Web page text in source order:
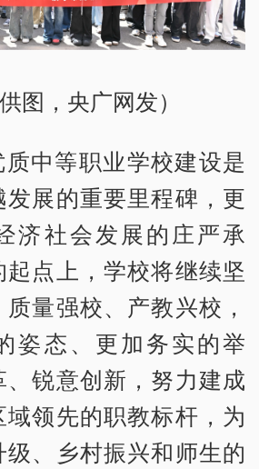
图，央广网发）
中等职业学校建设是
展的重要里程碑，更
济社会发展的庄严承
点上，学校将继续坚
量强校、产教兴校，
姿态、更加务实的举
锐意创新，努力建成
领先的职教标杆，为
、乡村振兴和师生的